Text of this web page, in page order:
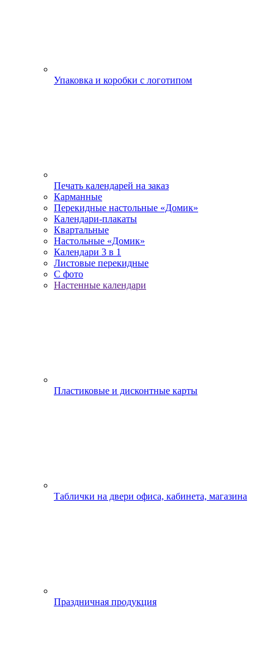
Упаковка и коробки с логотипом
Печать календарей на заказ
Карманные
Перекидные настольные «Домик»
Календари-плакаты
Квартальные
Настольные «Домик»
Календари 3 в 1
Листовые перекидные
С фото
Настенные календари
Пластиковые и дисконтные карты
Таблички на двери офиса, кабинета, магазина
Праздничная продукция